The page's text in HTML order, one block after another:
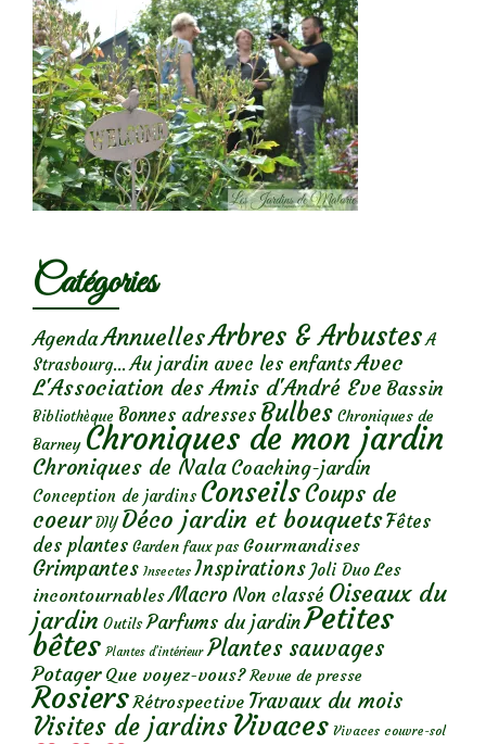
Catégories
AgendaAnnuellesArbres & Arbustes A
Strasbourg... Au jardin avec les enfantsAvec
L'Association des Amis d'André Eve Bassin
Bibliothèque Bonnes adresses Bulbes Chroniques de
Barney Chroniques de mon jardin
Chroniques de Nala Coaching-jardin
Conception de jardins ConseilsCoups de
coeur DIY Déco jardin et bouquetsFêtes
des plantes Garden faux pas Gourmandises
Grimpantes Insectes Inspirations Joli Duo Les
incontournables Macro Non classé Oiseaux du
jardin Outils Parfums du jardinPetites
bêtes Plantes d’intérieur Plantes sauvages
Potager Que voyez-vous? Revue de presse
Rosiers Rétrospective Travaux du mois
Visites de jardins Vivaces Vivaces couvre-sol